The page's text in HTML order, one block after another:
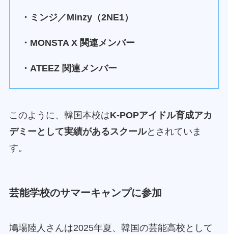
・ミンジ／Minzy（2NE1）
・MONSTA X 関連メンバー
・ATEEZ 関連メンバー
このように、韓国本校はK-POPアイドル育成アカ
デミーとして実績があるスクールとされていま
す。
芸能学校のサマーキャンプに参加
鳩場陸人さんは2025年夏、韓国の芸能高校として